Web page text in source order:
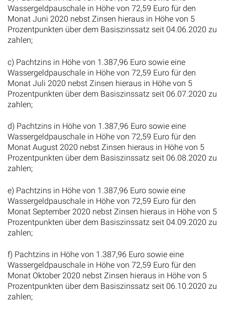
Wassergeldpauschale in Höhe von 72,59 Euro für den
Monat Juni 2020 nebst Zinsen hieraus in Höhe von 5
Prozentpunkten über dem Basiszinssatz seit 04.06.2020 zu
zahlen;
c) Pachtzins in Höhe von 1.387,96 Euro sowie eine
Wassergeldpauschale in Höhe von 72,59 Euro für den
Monat Juli 2020 nebst Zinsen hieraus in Höhe von 5
Prozentpunkten über dem Basiszinssatz seit 06.07.2020 zu
zahlen;
d) Pachtzins in Höhe von 1.387,96 Euro sowie eine
Wassergeldpauschale in Höhe von 72,59 Euro für den
Monat August 2020 nebst Zinsen hieraus in Höhe von 5
Prozentpunkten über dem Basiszinssatz seit 06.08.2020 zu
zahlen;
e) Pachtzins in Höhe von 1.387,96 Euro sowie eine
Wassergeldpauschale in Höhe von 72,59 Euro für den
Monat September 2020 nebst Zinsen hieraus in Höhe von 5
Prozentpunkten über dem Basiszinssatz seit 04.09.2020 zu
zahlen;
f) Pachtzins in Höhe von 1.387,96 Euro sowie eine
Wassergeldpauschale in Höhe von 72,59 Euro für den
Monat Oktober 2020 nebst Zinsen hieraus in Höhe von 5
Prozentpunkten über dem Basiszinssatz seit 06.10.2020 zu
zahlen;